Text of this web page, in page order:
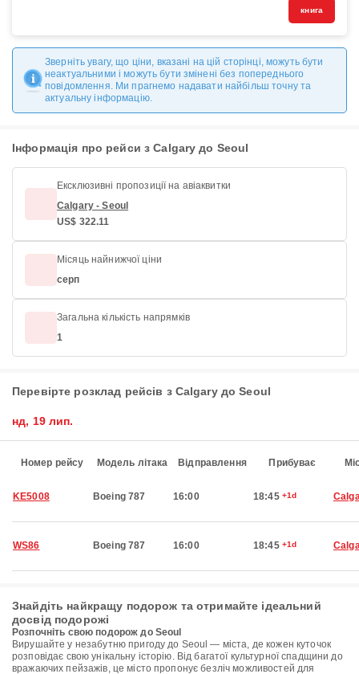
книга
Зверніть увагу, що ціни, вказані на цій сторінці, можуть бути
неактуальними і можуть бути змінені без попереднього
повідомлення. Ми прагнемо надавати найбільш точну та
актуальну інформацію.
Інформація про рейси з Calgary до Seoul
Ексклюзивні пропозиції на авіаквитки
Calgary - Seoul
US$ 322.11
Місяць найнижчої ціни
серп
Загальна кількість напрямків
1
Перевірте розклад рейсів з Calgary до Seoul
нд, 19 лип.
Номер рейсу Модель літака Відправлення Прибуває
KE5008 Boeing 787 16:00 18:45 +1d
WS86 Boeing 787 16:00 18:45 +1d
Знайдіть найкращу подорож та отримайте ідеальний
досвід подорожі
Розпочніть свою подорож до Seoul
Вирушайте у незабутню пригоду до Seoul — міста, де кожен куточок
розповідає свою унікальну історію. Від багатої культурної спадщини до
вражаючих пейзажів, це місто пропонує безліч можливостей для